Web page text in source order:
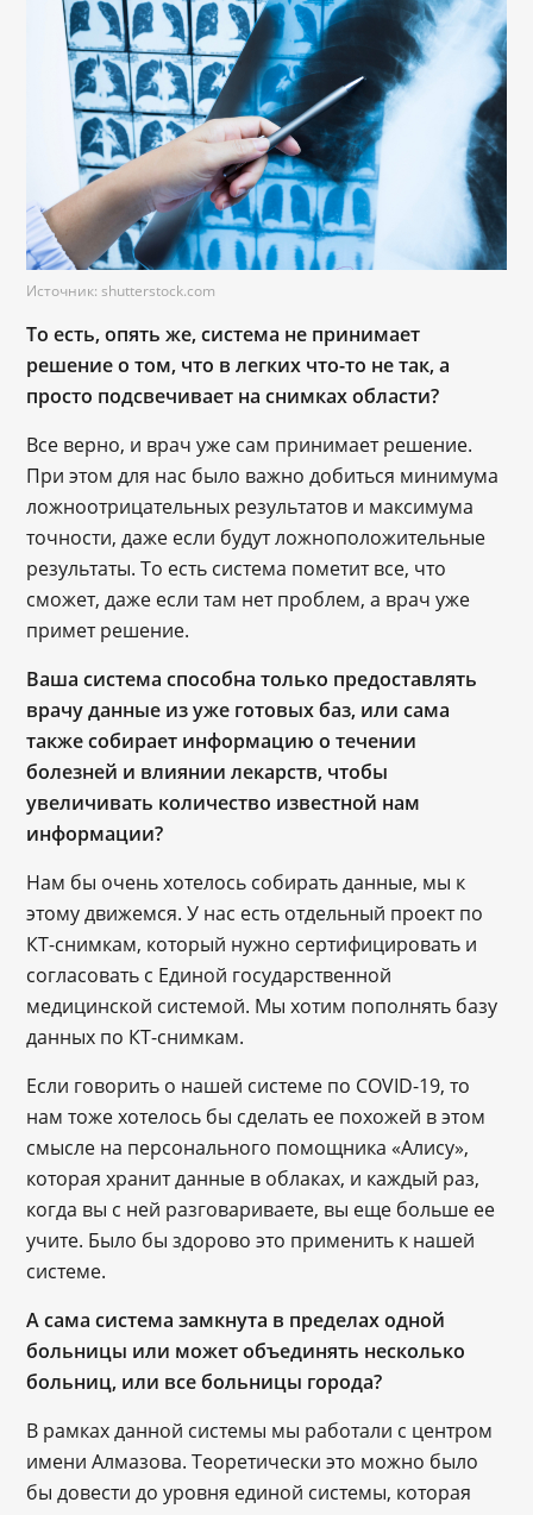
Источник: shutterstock.com
То есть, опять же, система не принимает
решение о том, что в легких что-то не так, а
просто подсвечивает на снимках области?
Все верно, и врач уже сам принимает решение.
При этом для нас было важно добиться минимума
ложноотрицательных результатов и максимума
точности, даже если будут ложноположительные
результаты. То есть система пометит все, что
сможет, даже если там нет проблем, а врач уже
примет решение.
Ваша система способна только предоставлять
врачу данные из уже готовых баз, или сама
также собирает информацию о течении
болезней и влиянии лекарств, чтобы
увеличивать количество известной нам
информации?
Нам бы очень хотелось собирать данные, мы к
этому движемся. У нас есть отдельный проект по
КТ-снимкам, который нужно сертифицировать и
согласовать с Единой государственной
медицинской системой. Мы хотим пополнять базу
данных по КТ-снимкам.
Если говорить о нашей системе по COVID-19, то
нам тоже хотелось бы сделать ее похожей в этом
смысле на персонального помощника «Алису»,
которая хранит данные в облаках, и каждый раз,
когда вы с ней разговариваете, вы еще больше ее
учите. Было бы здорово это применить к нашей
системе.
А сама система замкнута в пределах одной
больницы или может объединять несколько
больниц, или все больницы города?
В рамках данной системы мы работали с центром
имени Алмазова. Теоретически это можно было
бы довести до уровня единой системы, которая